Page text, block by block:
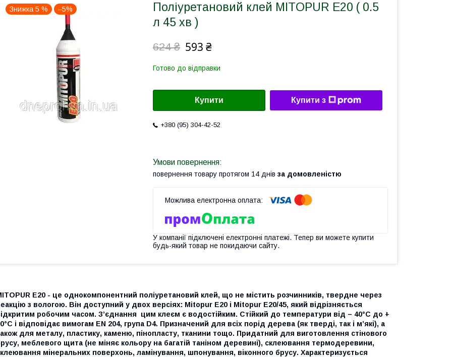
Знижка 5 % –5%
Поліуретановий клей MITOPUR E20 ( 0.5
л 45 хв )
624 ₴ 593 ₴
Готово до відправки
Купити Купити з
+380 (95) 304-42-52
повернення товару протягом 14 днів за домовленістю
У компанії підключені електронні платежі. Тепер ви можете купити
будь-який товар не покидаючи сайту.
E20 - це однокомпонентний поліуретановий клей, що не містить розчинників, твердне через
з вологою. Він доступний у двох версіях: Mitopur E20 і Mitopur E20/45, який відрізняється
робочим часом. З’єднання цим клеєм є водостійким. Стійкий до температури від – 40°C до +
і відповідає вимогам EN 204, група D4. Призначений для всіх порід дерева (як тверді, так і м’які), а
для металу, пластику, каменю, пінопласту, тканини тощо. Придатний для виготовлення стінового
меблевого щита (не міняє кольору на багатій таніном деревині), склеювання термодеревини,
мінеральних поверхонь, ламінування, шпонування, віконного брусу. Характеризується